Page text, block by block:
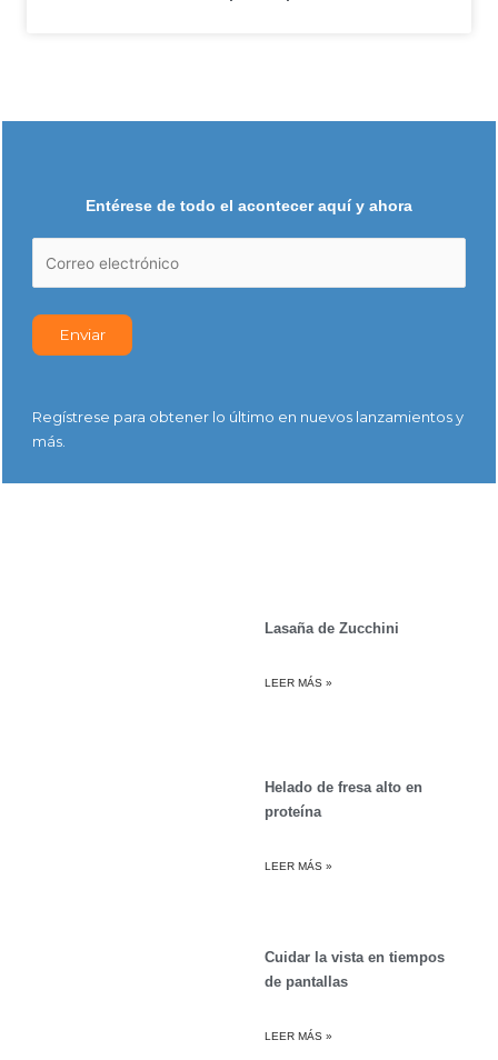
Entérese de todo el acontecer aquí y ahora
Regístrese para obtener lo último en nuevos lanzamientos y
más.
Lasaña de Zucchini
LEER MÁS »
Helado de fresa alto en
proteína
LEER MÁS »
Cuidar la vista en tiempos
de pantallas
LEER MÁS »